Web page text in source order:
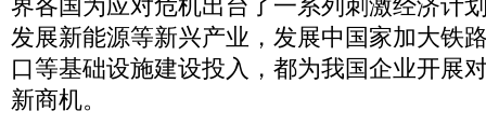
界各国为应对危机出台了一系列刺激经济计
发展新能源等新兴产业，发展中国家加大铁
口等基础设施建设投入，都为我国企业开展
新商机。